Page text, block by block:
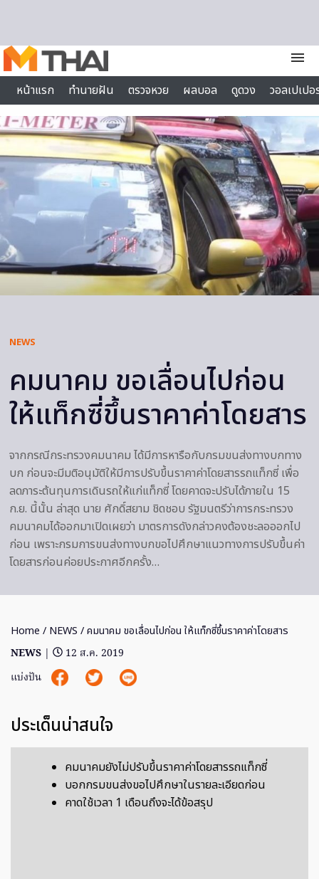
menu
หน้าแรก
ทำนายฝัน ตรวจหวย ผลบอล ดูดวง
วอลเปเป
ไลฟ์สไตล์
NEWS
คมนาคม ขอเลื่อนไปก่อน
ให้แท็กซี่ขึ้นราคาค่าโดยสาร
จากกรณีกระทรวงคมนาคม ได้มีการหารือกับกรมขนส่งทางบกทาง
บก ก่อนจะมีมติอนุมัติให้มีการปรับขึ้นราคาค่าโดยสารรถแท็กซี่ เพื่อ
ลดภาระต้นทุนการเดินรถให้แก่แท็กซี่ โดยคาดจะปรับได้ภายใน 15
ก.ย. นี้นั้น ล่าสุด นาย ศักดิ์สยาม ชิดชอบ รัฐมนตรีว่าการกระทรวง
คมนาคมได้ออกมาเปิดเผยว่า มาตรการดังกล่าวคงต้องชะลอออกไป
ก่อน เพราะกรมการขนส่งทางบกขอไปศึกษาแนวทางการปรับขึ้นค่า
โดยสารก่อนค่อยประกาศอีกครั้ง…
Home / NEWS / คมนาคม ขอเลื่อนไปก่อน ให้แท็กซี่ขึ้นราคาค่าโดยสาร
NEWS |
12 ส.ค. 2019
แบ่งปัน
ประเด็นน่าสนใจ
คมนาคมยังไม่ปรับขึ้นราคาค่าโดยสารรถแท็กซี่
บอกกรมขนส่งขอไปศึกษาในรายละเอียดก่อน
คาดใช้เวลา 1 เดือนถึงจะได้ข้อสรุป